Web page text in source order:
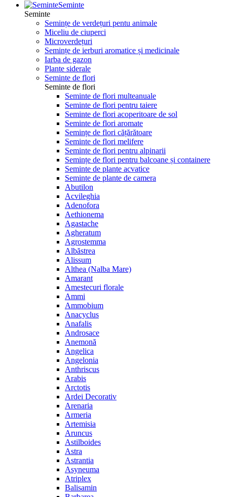
Seminte
Seminte
Semințe de verdețuri pentu animale
Miceliu de ciuperci
Microverdețuri
Semințe de ierburi aromatice și medicinale
Iarba de gazon
Plante siderale
Seminte de flori
Seminte de flori
Seminte de flori multeanuale
Seminte de flori pentru taiere
Seminte de flori acoperitoare de sol
Seminte de flori aromate
Semințe de flori cățărătoare
Seminte de flori melifere
Seminte de flori pentru alpinarii
Semințe de flori pentru balcoane și containere
Seminte de plante acvatice
Seminte de plante de camera
Abutilon
Acvileghia
Adenofora
Aethionema
Agastache
Agheratum
Agrostemma
Albăstrea
Alissum
Althea (Nalba Mare)
Amarant
Amestecuri florale
Ammi
Ammobium
Anacyclus
Anafalis
Androsace
Anemonă
Angelica
Angelonia
Anthriscus
Arabis
Arctotis
Ardei Decorativ
Arenaria
Armeria
Artemisia
Aruncus
Astilboides
Astra
Astrantia
Asyneuma
Atriplex
Balisamin